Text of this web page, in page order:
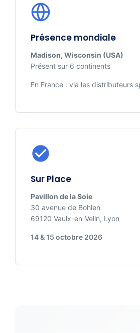
Présence mondiale
Madison, Wisconsin (USA)
Présent sur 6 continents
En France : via les distributeurs
Sur Place
Pavillon de la Soie
30 avenue de Bohlen
69120 Vaulx-en-Velin, Lyon
14 & 15 octobre 2026